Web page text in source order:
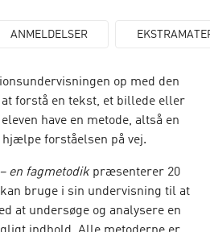
ANMELDELSER
op med den
forstå en tekst, et billede eller
have en metode, altså en
forståelsen på vej.
en fagmetodikpræsenterer 20
bruge i sin undervisning til at
at undersøge og analysere en